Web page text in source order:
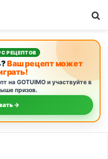
РЕЦЕПТОВ
Ваш рецепт может
на GOTUIMO и участвуйте в
призов.
→